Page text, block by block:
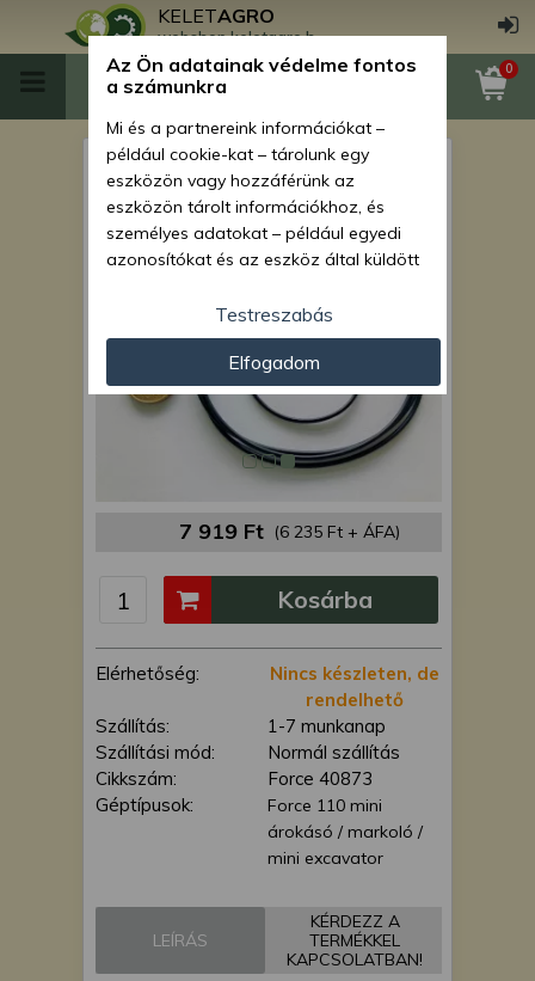
KELETAGRO
webshop.keletagro.hu
0
Force 110 toronyforgató
hidromotor javítókészlet
7 919 Ft (6 235 Ft + ÁFA)
Elérhetőség:
Nincs készleten, de
rendelhető
Szállítás:
1-7 munkanap
Szállítási mód:
Normál szállítás
Cikkszám:
Force 40873
Géptípusok:
Force 110 mini
árokásó / markoló /
mini excavator
Kosárba
LEÍRÁS
KÉRDEZZ A
TERMÉKKEL
KAPCSOLATBAN!
Az Ön adatainak védelme fontos
a számunkra
Mi és a partnereink információkat –
például cookie-kat – tárolunk egy
eszközön vagy hozzáférünk az
eszközön tárolt információkhoz, és
személyes adatokat – például egyedi
azonosítókat és az eszköz által küldött
személyre szabott hirdetések és
tartalom nyújtásához, hirdetés- és
tartalomméréshez, nézettségi adatok
gyűjtéséhez, valamint termékek
kifejlesztéséhez és a termékek
javításához. Az Ön engedélyével mi és a
partnereink eszközleolvasásos
adatokat és azonosítási információkat
kattintva hozzájárulhat ahhoz, hogy mi
és a partnereink a fent leírtak szerint
adatkezelést végezzünk. Másik
lehetőségként a hozzájárulás
megadása vagy elutasítása előtt
részletesebb információkhoz juthat, és
megváltoztathatja beállításait. Felhívjuk
figyelmét, hogy személyes adatainak
bizonyos kezeléséhez nem feltétlenül
szükséges az Ön hozzájárulása, de
jogában áll tiltakozni az ilyen jellegű
adatkezelés ellen. A beállításai csak erre
webhelyre visszatérve vagy az
adatvédelmi szabályzatunk segítségével
bármikor megváltoztathatja a
Testreszabás
Elfogadom